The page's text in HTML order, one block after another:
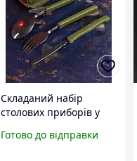
Складаний набір
столових приборів у
туристичний комплект
Готово до відправки